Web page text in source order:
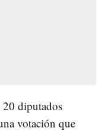
diputados
votación que